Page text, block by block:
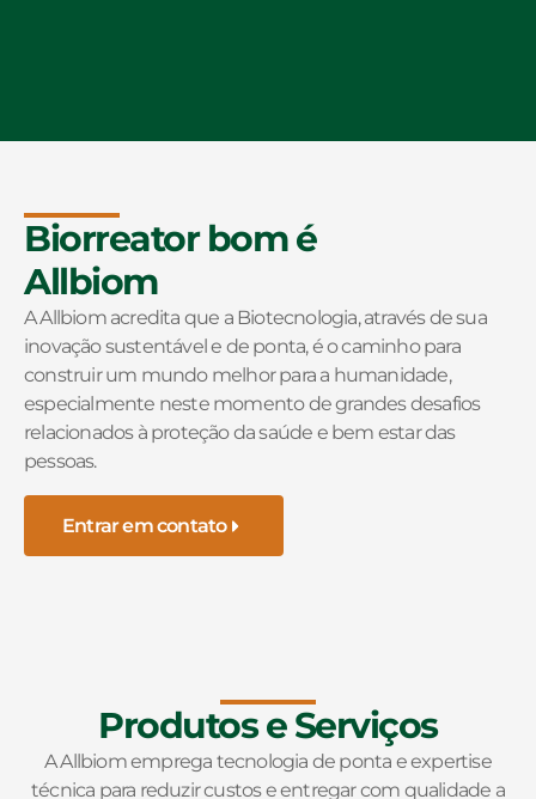
Biorreator bom é
Allbiom
A Allbiom acredita que a Biotecnologia, através de sua
inovação sustentável e de ponta, é o caminho para
construir um mundo melhor para a humanidade,
especialmente neste momento de grandes desafios
relacionados à proteção da saúde e bem estar das
pessoas.
Entrar em contato
Produtos e Serviços
A Allbiom emprega tecnologia de ponta e expertise
técnica para reduzir custos e entregar com qualidade a